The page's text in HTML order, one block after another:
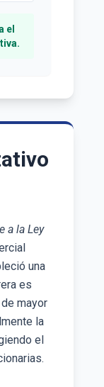
el
a la Ley
una
es
mayor
la
el